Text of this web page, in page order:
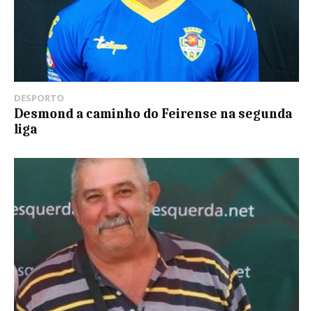
DESPORTO
Desmond a caminho do Feirense na segunda
liga